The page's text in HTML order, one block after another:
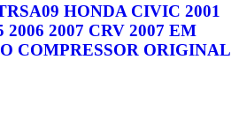
HONDA CIVIC 2001
2006 2007 CRV 2007 EM
COMPRESSOR ORIGINAL